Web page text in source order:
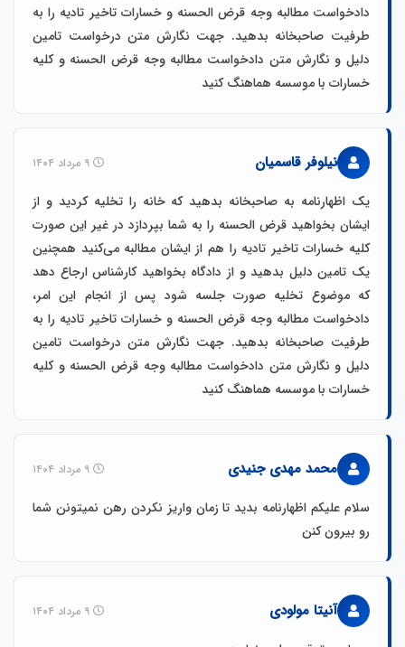
دادخواست مطالبه وجه قرض الحسنه و خسارات تاخیر تادیه را به
طرفیت صاحبخانه بدهید. جهت نگارش متن درخواست تامین
دلیل و نگارش متن دادخواست مطالبه وجه قرض الحسنه و کلیه
خسارات با موسسه هماهنگ کنید
نیلوفر قاسمیان
یک اظهارنامه به صاحبخانه بدهید که خانه را تخلیه کردید و از
ایشان بخواهید قرض الحسنه را به شما بپردازد در غیر این صورت
کلیه خسارات تاخیر تادیه را هم از ایشان مطالبه می‌کنید همچنین
یک تامین دلیل بدهید و از دادگاه بخواهید کارشناس ارجاع دهد
که موضوع تخلیه صورت جلسه شود پس از انجام این امر،
دادخواست مطالبه وجه قرض الحسنه و خسارات تاخیر تادیه را به
طرفیت صاحبخانه بدهید. جهت نگارش متن درخواست تامین
دلیل و نگارش متن دادخواست مطالبه وجه قرض الحسنه و کلیه
خسارات با موسسه هماهنگ کنید
محمد مهدی جنیدی
سلام علیکم اظهارنامه بدید تا زمان واریز نکردن رهن نمیتونن شما
رو بیرون کنن
آنیتا مولودی